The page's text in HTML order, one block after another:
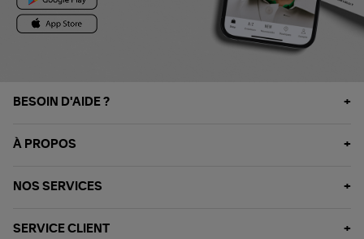
BESOIN D'AIDE ?
À PROPOS
NOS SERVICES
SERVICE CLIENT